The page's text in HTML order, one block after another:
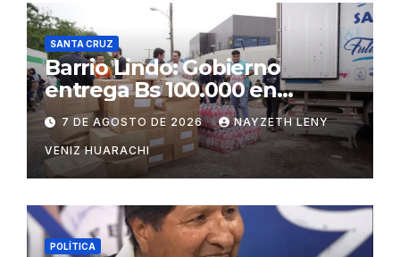
SANTA CRUZ
Barrio Lindo: Gobierno
entrega Bs 100.000 en
insumos para afectados
7 DE AGOSTO DE 2026 NAYZETH LENY
VENIZ HUARACHI
POLÍTICA